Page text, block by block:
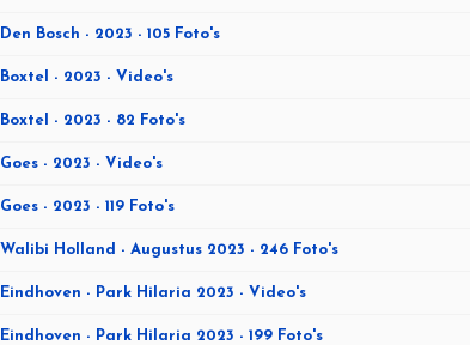
Den Bosch - 2023 - 105 Foto's
Boxtel - 2023 - Video's
Boxtel - 2023 - 82 Foto's
Goes - 2023 - Video's
Goes - 2023 - 119 Foto's
Walibi Holland - Augustus 2023 - 246 Foto's
Eindhoven - Park Hilaria 2023 - Video's
Eindhoven - Park Hilaria 2023 - 199 Foto's